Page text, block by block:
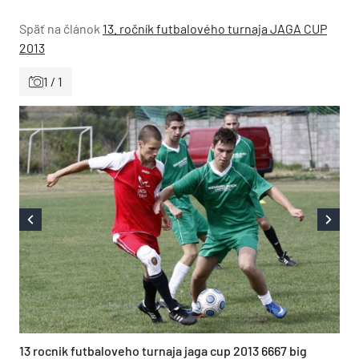
Späť na článok 13. ročník futbalového turnaja JAGA CUP
2013
1 / 1
13 rocnik futbaloveho turnaja jaga cup 2013 6667 big